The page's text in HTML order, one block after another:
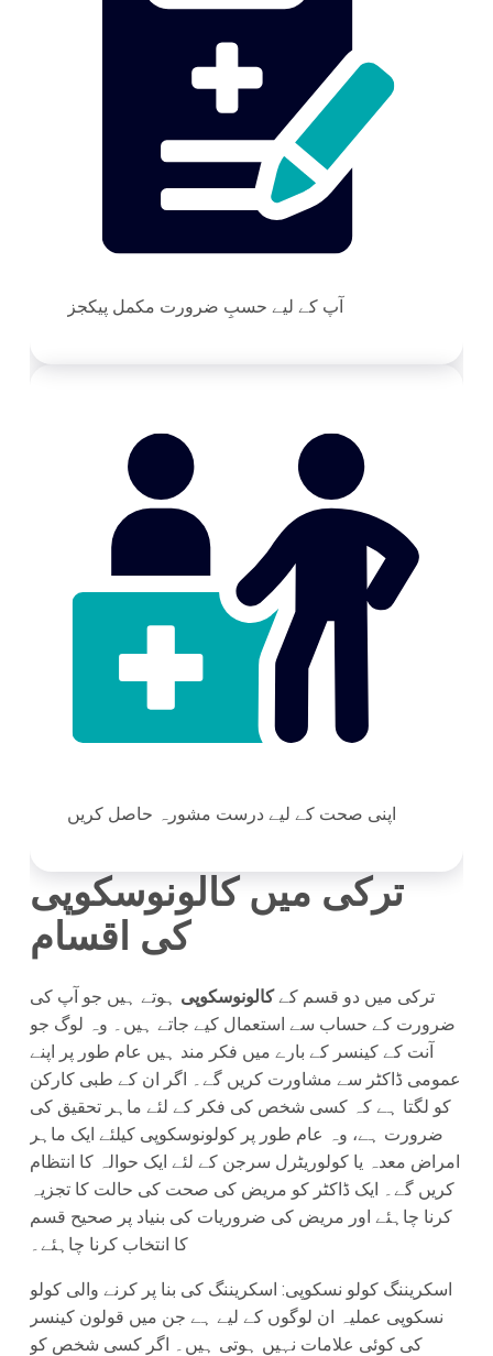
آپ کے لیے حسبِ ضرورت مکمل پیکجز
اپنی صحت کے لیے درست مشورہ حاصل کریں
ترکی میں کالونوسکوپی
کی اقسام
ترکی میں دو قسم کےکالونوسکوپی ہوتے ہیں جو آپ کی
ضرورت کے حساب سے استعمال کیے جاتے ہیں۔ وہ لوگ جو
آنت کے کینسر کے بارے میں فکر مند ہیں عام طور پر اپنے
عمومی ڈاکٹر سے مشاورت کریں گے۔ اگر ان کے طبی کارکن
کو لگتا ہے کہ کسی شخص کی فکر کے لئے ماہر تحقیق کی
ضرورت ہے، وہ عام طور پر کولونوسکوپی کیلئے ایک ماہر
امراض معدہ یا کولوریٹرل سرجن کے لئے ایک حوالہ کا انتظام
کریں گے۔ ایک ڈاکٹر کو مریض کی صحت کی حالت کا تجزیہ
کرنا چاہئے اور مریض کی ضروریات کی بنیاد پر صحیح قسم
کا انتخاب کرنا چاہئے۔
اسکریننگ کولو نسکوپی: اسکریننگ کی بنا پر کرنے والی کولو
نسکوپی عملیہ ان لوگوں کے لیے ہے جن میں قولون کینسر
کی کوئی علامات نہیں ہوتی ہیں۔ اگر کسی شخص کو